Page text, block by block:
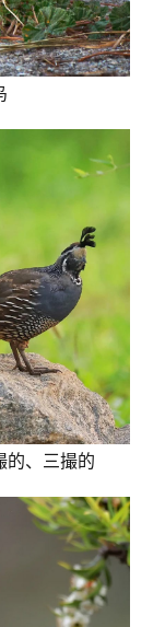
的、三撮的